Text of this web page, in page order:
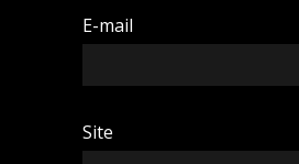
E-mail
Site